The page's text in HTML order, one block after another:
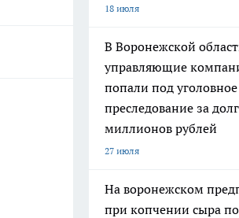
18 июля
В Воронежской
управляющие
попали под уголовное
преследование за
миллионов рублей
27 июля
На воронежском
при копчении сыра